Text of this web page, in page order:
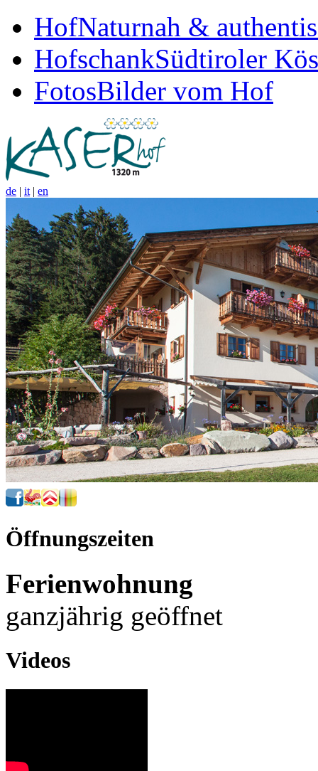
HofNaturnah &
HofschankSüdtiroler
FotosBilder vom Hof
de | it| en
Öffnungszeiten
Ferienwohnung
ganzjährig geöffnet
Videos